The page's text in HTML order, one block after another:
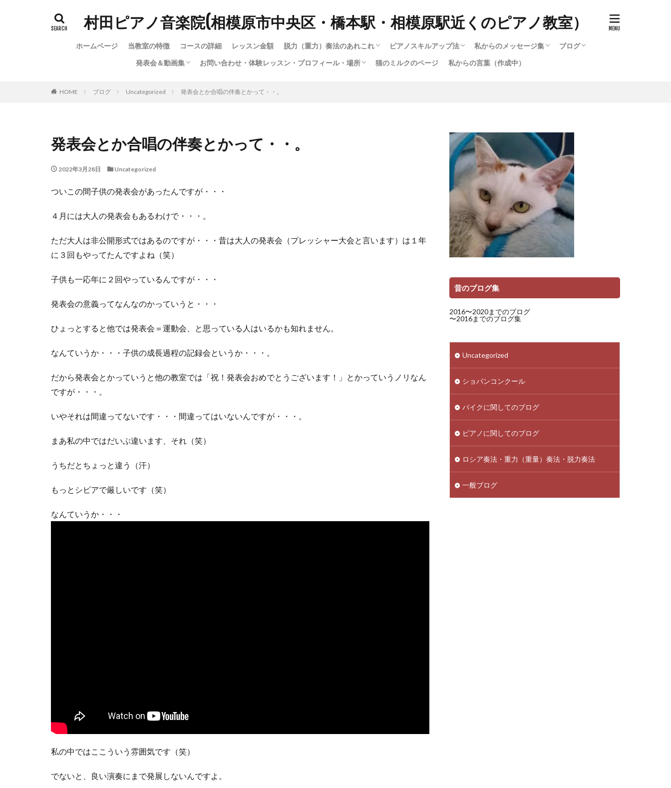
村田ピアノ音楽院(相模原市中央区・橋本駅・相模原駅近くのピアノ教室）
ホームページ 当教室の特徴 コースの詳細 レッスン金額 脱力（重力）奏法のあれこれ
脱力奏法(重量・重力奏法）スピード講座
動画で脱力・重力・重量奏法スピード講座！
もっとわかる！脱力・重力・重量奏法講座
ハノンで習得する脱力・重量（重力）奏法
ロシア奏法と重量奏法は何が違う？
ピアノスキルアップ法
多彩な音色（タッチ）の作り方
1.ピアノの構造で知る音色（タッチ）の変化
12.指は立てるのと寝かすのとどう違うのか
大人のためのスキルアップ法
子供スキルアップ法
楽譜出版会社の選び方
ショパンエチュード・他・テクニック攻略法
楽譜出版会社の選び方2
暗譜の極意技（作成中）
さまざまな曲のテクニック攻略法
youtubeによるピアノ講座いろいろ
ハノンで習得する脱力・重量（重力）奏法
ジストニア・腱鞘炎・筋肉痛を治す方法（作
暗譜の極意技（作成中）
私からのメッセージ集
私からのメッセージ集
メッセージ集のバックナンバー（1996〜
ブログ
発表会＆動画集 お問い合わせ・体験レッスン・プロフィール・場所 猫のミルクのページ 私からの言葉（作成中）
HOME ブログ Uncategorized 発表会とか合唱の伴奏とかって・・。
発表会とか合唱の伴奏とかって・・。
2022年3月28日 Uncategorized
ついこの間子供の発表会があったんですが・・・
４月には大人の発表会もあるわけで・・・。
ただ大人は非公開形式ではあるのですが・・・昔は大人の発表会（プレッシャー大会と言います）は１年
に３回もやってたんですよね（笑）
子供も一応年に２回やっているんですが・・・
発表会の意義ってなんなのかっていうと・・・
ひょっとすると他では発表会＝運動会、と思っている人はいるかも知れません。
なんていうか・・・子供の成長過程の記録会というか・・・。
だから発表会とかっていうと他の教室では「祝！発表会おめでとうございます！」とかっていうノリなん
ですが・・・。
いやそれは間違ってないです・・・間違ってはいないんですが・・・。
まあ私の中ではだいぶ違います、それ（笑）
うちだとちょっと違う（汗）
もっとシビアで厳しいです（笑）
なんていうか・・・
私の中ではここういう雰囲気です（笑）
でないと、良い演奏にまで発展しないんですよ。
昔のブログ集
2016〜2020までのブログ
〜2016までのブログ集
Uncategorized
ショパンコンクール
バイクに関してのブログ
ピアノに関してのブログ
ロシア奏法・重力（重量）奏法・脱力奏法
一般ブログ